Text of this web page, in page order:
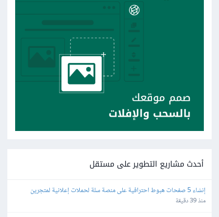
أحدث مشاريع التطوير على مستقل
إنشاء 5 صفحات هبوط احترافية على منصة سلة لحملات إعلانية لمتجرين
منذ 39 دقيقة